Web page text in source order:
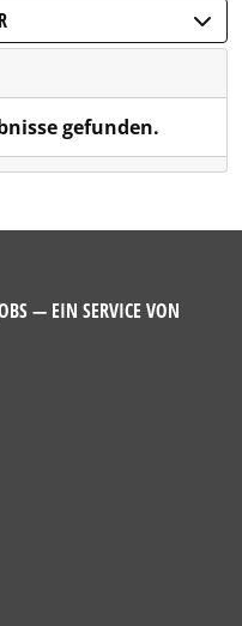
gefunden.
— EIN SERVICE VON